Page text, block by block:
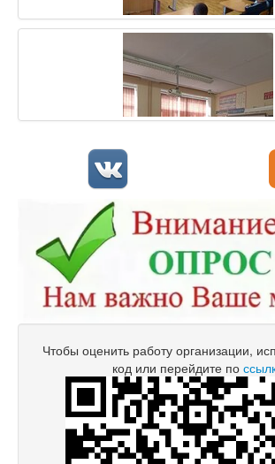
Чтобы оценить работу организации,
код или перейдите по